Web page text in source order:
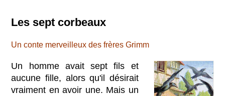
Les sept corbeaux
Un conte merveilleux des frères Grimm
Un homme avait sept fils et
aucune fille, alors qu'il désirait
vraiment en avoir une. Mais un